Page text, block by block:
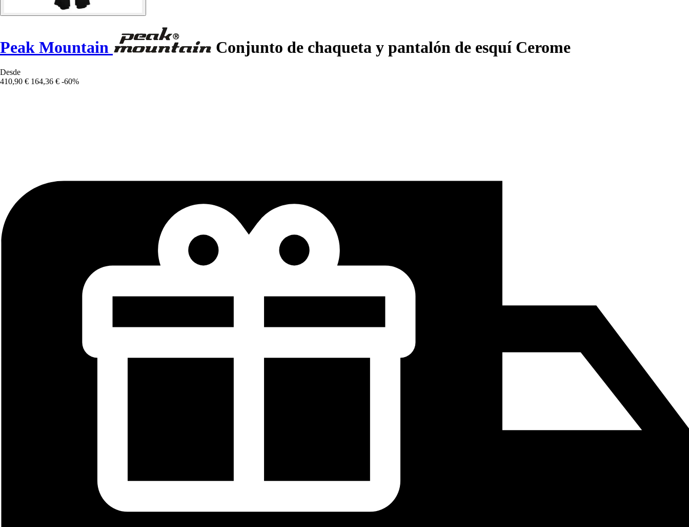
Peak Mountain Conjunto de chaqueta y pantalón de esquí Cerome
Desde
410,90 € 164,36 € -60%